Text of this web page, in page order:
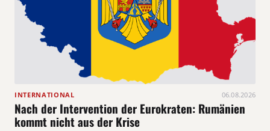
INTERNATIONAL 06.08.2026
Nach der Intervention der Eurokraten: Rumänien
kommt nicht aus der Krise